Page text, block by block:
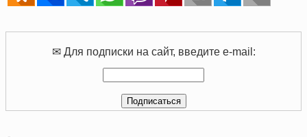
✉ Для подписки на сайт, введите e-mail: